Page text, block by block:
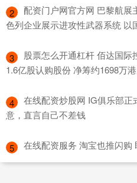
2
配资门户网官方网 巴黎航展
色列企业展示进攻性武器系统 以
3
股票怎么开通杠杆 佰达国际
1.6亿股认购股份 净筹约1698万
4
在线配资炒股网 IG俱乐部
意，直言自己不差钱
5 在线配资服务 淘宝也推闪购